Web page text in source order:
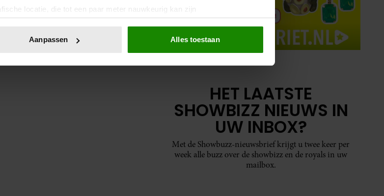
locatie, die tot een paar meter nauwkeurig kan zijn
te scannen op specifieke eigenschappen (fingerprinting)
in de Cookieverklaring.
deze gegevens combineren met andere informatie die u aan ze heeft
van uw gebruik van hun services. U gaat akkoord met onze cookies als u
Aanpassen Alles toestaan
HET LAATSTE
SHOWBIZZ NIEUWS IN
UW INBOX?
Met de Showbuzz-nieuwsbrief krijgt u twee keer per
week alle buzz over de showbizz en de royals in uw
mailbox.